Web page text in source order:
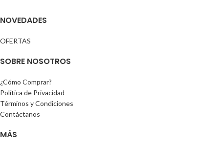
NOVEDADES
OFERTAS
SOBRE NOSOTROS
¿Cómo Comprar?
Política de Privacidad
Términos y Condiciones
Contáctanos
MÁS